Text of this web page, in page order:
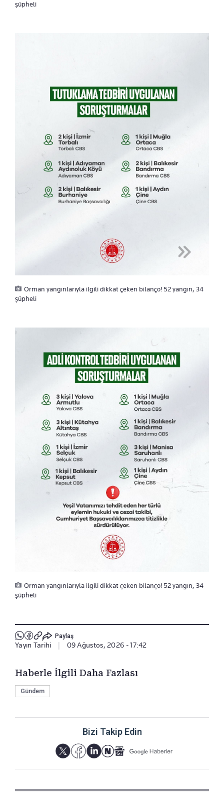
şüpheli
Orman yangınlarıyla ilgili dikkat çeken bilanço! 52 yangın, 34
şüpheli
Orman yangınlarıyla ilgili dikkat çeken bilanço! 52 yangın, 34
şüpheli
Paylaş
Yayın Tarihi | 09 Ağustos, 2026 - 17:42
Haberle İlgili Daha Fazlası
Gündem
Bizi Takip Edin